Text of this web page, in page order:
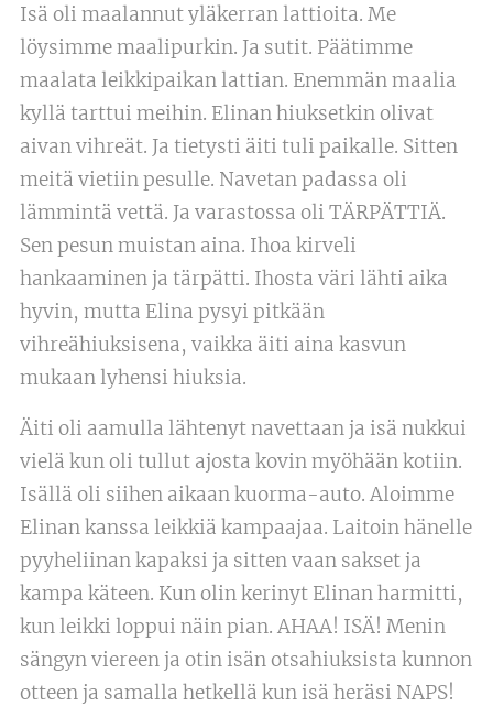
Isä oli maalannut yläkerran lattioita. Me
löysimme maalipurkin. Ja sutit. Päätimme
maalata leikkipaikan lattian. Enemmän maalia
kyllä tarttui meihin. Elinan hiuksetkin olivat
aivan vihreät. Ja tietysti äiti tuli paikalle. Sitten
meitä vietiin pesulle. Navetan padassa oli
lämmintä vettä. Ja varastossa oli TÄRPÄTTIÄ.
Sen pesun muistan aina. Ihoa kirveli
hankaaminen ja tärpätti. Ihosta väri lähti aika
hyvin, mutta Elina pysyi pitkään
vihreähiuksisena, vaikka äiti aina kasvun
mukaan lyhensi hiuksia.
Äiti oli aamulla lähtenyt navettaan ja isä nukkui
vielä kun oli tullut ajosta kovin myöhään kotiin.
Isällä oli siihen aikaan kuorma-auto. Aloimme
Elinan kanssa leikkiä kampaajaa. Laitoin hänelle
pyyheliinan kapaksi ja sitten vaan sakset ja
kampa käteen. Kun olin kerinyt Elinan harmitti,
kun leikki loppui näin pian. AHAA! ISÄ! Menin
sängyn viereen ja otin isän otsahiuksista kunnon
otteen ja samalla hetkellä kun isä heräsi NAPS!